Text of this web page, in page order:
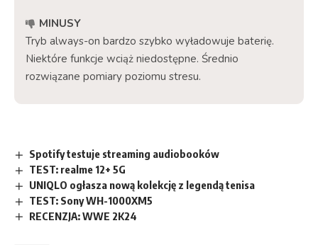
MINUSY
Tryb always-on bardzo szybko wyładowuje baterię.
Niektóre funkcje wciąż niedostępne. Średnio
rozwiązane pomiary poziomu stresu.
Spotify testuje streaming audiobooków
TEST: realme 12+ 5G
UNIQLO ogłasza nową kolekcję z legendą tenisa
TEST: Sony WH-1000XM5
RECENZJA: WWE 2K24